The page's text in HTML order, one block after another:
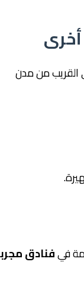
من مدن
فيفنادق مجربة